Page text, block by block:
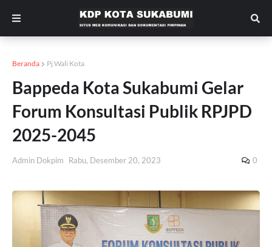
Beranda Pj Wali Kota
Bappeda Kota Sukabumi Gelar
Forum Konsultasi Publik RPJPD
2025-2045
Admin Dokpim Rabu, Desember 20, 2023 0